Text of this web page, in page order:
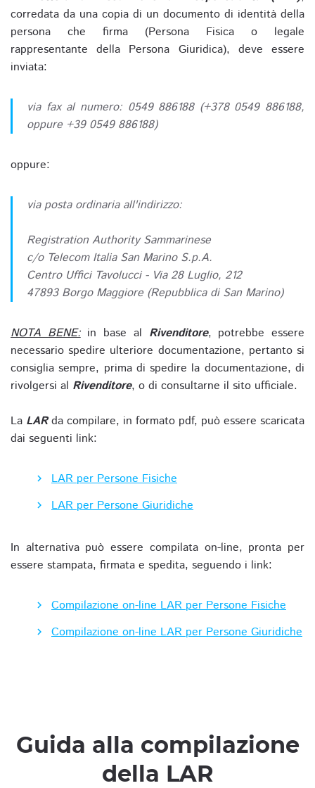
corredata da una copia di un documento di identità della
persona che firma (Persona Fisica o legale
rappresentante della Persona Giuridica), deve essere
inviata:
via fax al numero: 0549 886188 (+378 0549 886188,
oppure +39 0549 886188)
oppure:
via posta ordinaria all'indirizzo:
Registration Authority Sammarinese
c/o Telecom Italia San Marino S.p.A.
Centro Uffici Tavolucci - Via 28 Luglio, 212
47893 Borgo Maggiore (Repubblica di San Marino)
NOTA BENE:in base al Rivenditore, potrebbe essere
necessario spedire ulteriore documentazione, pertanto si
consiglia sempre, prima di spedire la documentazione, di
rivolgersi al Rivenditore, o di consultarne il sito ufficiale.
La LARda compilare, in formato pdf, può essere scaricata
dai seguenti link:
LAR per Persone Fisiche
LAR per Persone Giuridiche
In alternativa può essere compilata on-line, pronta per
essere stampata, firmata e spedita, seguendo i link:
Compilazione on-line LAR per Persone Fisiche
Compilazione on-line LAR per Persone Giuridiche
Guida alla compilazione
della LAR